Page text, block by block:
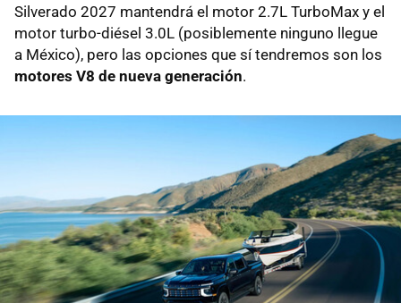
Silverado 2027 mantendrá el motor 2.7L TurboMax y el
motor turbo-diésel 3.0L (posiblemente ninguno llegue
a México), pero las opciones que sí tendremos son los
motores V8 de nueva generación.